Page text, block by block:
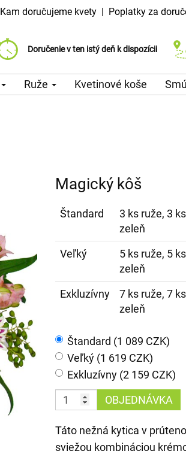
Kam doručujeme kvety | Poplatky za
Doručenie v ten istý deň k dispozícii
Poplatok za doručenie od 99 CZK
Vyberte si dátum doručenia
Ruže Kvetinové koše
Magický kôš
Štandard
3 ks ruže, 3
zeleň
Veľký
5 ks ruže, 5
zeleň
Exkluzívny
7 ks ruže, 7
zeleň
Štandard (1 089 CZK)
Veľký (1 619 CZK)
Exkluzívny (2 159 CZK)
OBJEDNÁVKA
Táto nežná kytica v
sviežou kombináciou